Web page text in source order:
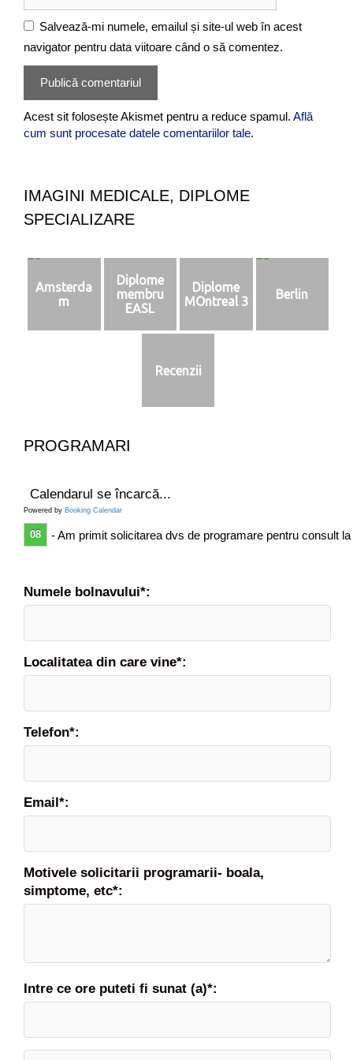
l
w
e
b
Salvează-mi numele, emailul și site-ul web în acest
navigator pentru data viitoare când o să comentez.
Acest sit folosește Akismet pentru a reduce spamul. Află
cum sunt procesate datele comentariilor tale.
IMAGINI MEDICALE, DIPLOME
SPECIALIZARE
Amsterda
m
Diplome
membru
EASL
Diplome
MOntreal 3
Berlin
Recenzii
PROGRAMARI
Calendarul se încarcă...
Powered by Booking Calendar
08 - Am primit solicitarea dvs de programare pentru consult
Numele bolnavului*:
Localitatea din care vine*:
Telefon*:
Email*:
Motivele solicitarii programarii- boala,
simptome, etc*:
Intre ce ore puteti fi sunat (a)*: